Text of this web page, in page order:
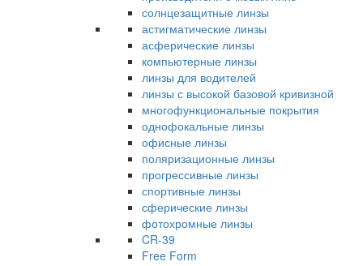
солнцезащитные линзы
астигматические линзы
асферические линзы
компьютерные линзы
линзы для водителей
линзы с высокой базовой кривизной
многофункциональные покрытия
однофокальные линзы
офисные линзы
поляризационные линзы
прогрессивные линзы
спортивные линзы
сферические линзы
фотохромные линзы
CR-39
Free Form